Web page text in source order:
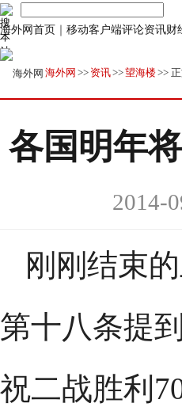
海外网首页 移动客户端评论资讯财
海外网 >> 资讯>>望海楼>>
各国明年
2014-
刚刚结束
第十八条提
祝二战胜利